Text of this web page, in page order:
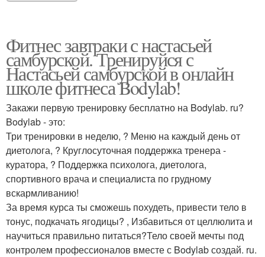
Фитнес завтраки с настасьей
самбурской. Тренируйся с
Настасьей самбурской в онлайн
школе фитнеса Bodylab!
Закажи первую тренировку бесплатно на Bodylab. ru?
Bodylab - это:
Три тренировки в неделю, ? Меню на каждый день от
диетолога, ? Круглосуточная поддержка тренера -
куратора, ? Поддержка психолога, диетолога,
спортивного врача и специалиста по грудному
вскармливанию!
За время курса ты сможешь похудеть, привести тело в
тонус, подкачать ягодицы? , Избавиться от целлюлита и
научиться правильно питаться?Тело своей мечты под
контролем профессионалов вместе с Bodylab создай. ru.